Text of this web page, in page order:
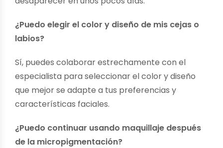
¿Puedo elegir el color y diseño de mis cejas o
labios?
Sí, puedes colaborar estrechamente con el
especialista para seleccionar el color y diseño
que mejor se adapte a tus preferencias y
características faciales.
¿Puedo continuar usando maquillaje después
de la micropigmentación?